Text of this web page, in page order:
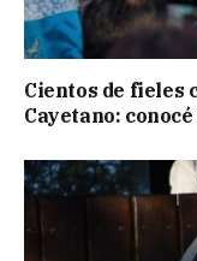
Cientos de fieles
Cayetano: